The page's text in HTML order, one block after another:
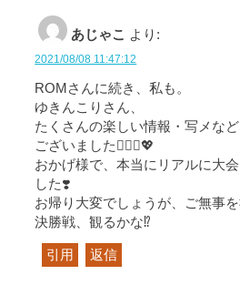
あじゃこ より:
2021/08/08 11:47:12
ROMさんに続き、私も。
ゆきんこりさん、
たくさんの楽しい情報・写メな
ございました🙇🏻‍♀️💖
おかげ様で、本当にリアルに大
した❣️
お帰り大変でしょうが、ご無事
決勝戦、観るかな⁉️
引用 返信